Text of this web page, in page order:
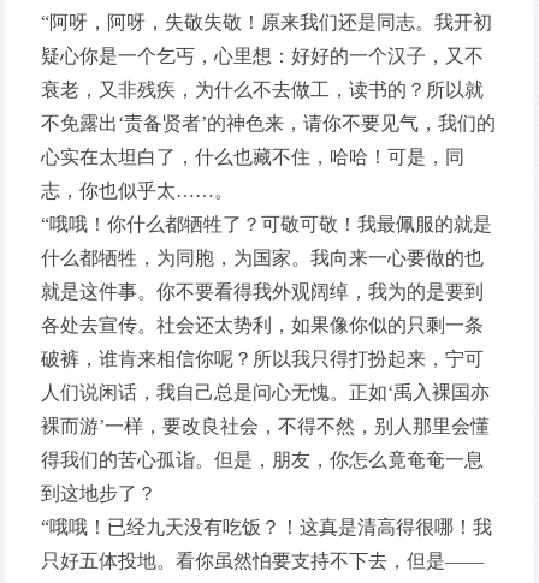
“阿呀，阿呀，失敬失敬！原来我们还是同志。我开初
疑心你是一个乞丐，心里想：好好的一个汉子，又不
衰老，又非残疾，为什么不去做工，读书的？所以就
不免露出‘责备贤者’的神色来，请你不要见气，我们的
心实在太坦白了，什么也藏不住，哈哈！可是，同
志，你也似乎太……。
“哦哦！你什么都牺牲了？可敬可敬！我最佩服的就是
什么都牺牲，为同胞，为国家。我向来一心要做的也
就是这件事。你不要看得我外观阔绰，我为的是要到
各处去宣传。社会还太势利，如果像你似的只剩一条
破裤，谁肯来相信你呢？所以我只得打扮起来，宁可
人们说闲话，我自己总是问心无愧。正如‘禹入裸国亦
裸而游’一样，要改良社会，不得不然，别人那里会懂
得我们的苦心孤诣。但是，朋友，你怎么竟奄奄一息
到这地步了？
“哦哦！已经九天没有吃饭？！这真是清高得很哪！我
只好五体投地。看你虽然怕要支持不下去，但是——